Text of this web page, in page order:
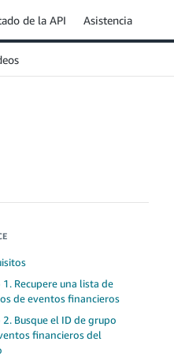
de la API Asistencia
1. Recupere una lista de
de eventos financieros
2. Busque el ID de grupo
financieros del